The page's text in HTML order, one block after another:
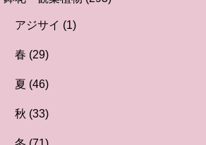
アジサイ (1)
春 (29)
夏 (46)
秋 (33)